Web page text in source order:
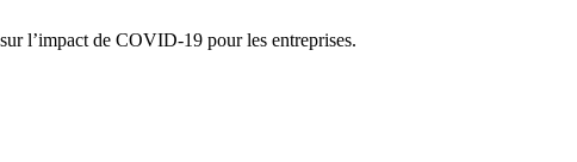
l’impact de COVID-19 pour les entreprises.